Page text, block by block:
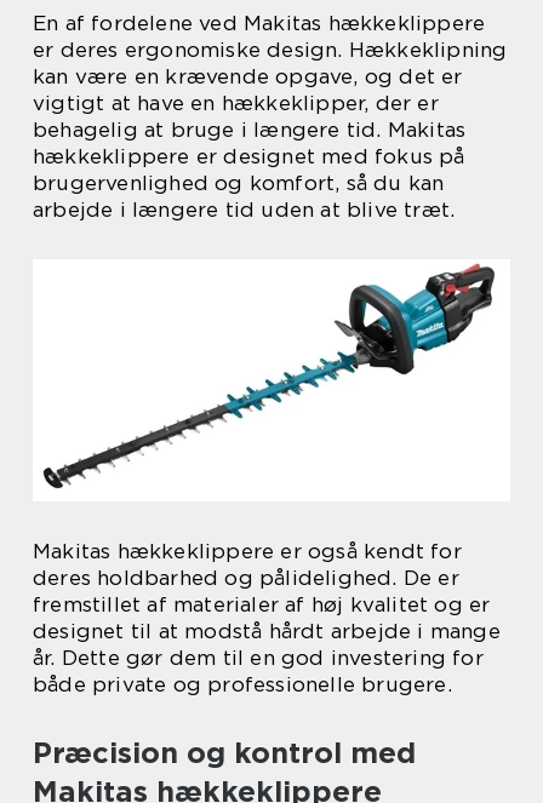
En af fordelene ved Makitas hækkeklippere
er deres ergonomiske design. Hækkeklipning
kan være en krævende opgave, og det er
vigtigt at have en hækkeklipper, der er
behagelig at bruge i længere tid. Makitas
hækkeklippere er designet med fokus på
brugervenlighed og komfort, så du kan
arbejde i længere tid uden at blive træt.
Makitas hækkeklippere er også kendt for
deres holdbarhed og pålidelighed. De er
fremstillet af materialer af høj kvalitet og er
designet til at modstå hårdt arbejde i mange
år. Dette gør dem til en god investering for
både private og professionelle brugere.
Præcision og kontrol med
Makitas hækkeklippere